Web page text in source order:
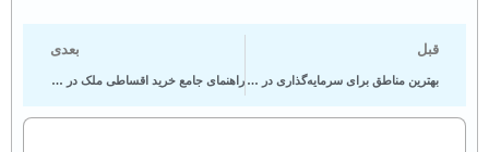
قبل
​بهترین مناطق برای سرمایه‌گذاری در املاک دبی کدام هستند؟
بعدی
راهنمای جامع خرید اقساطی ملک در دبی